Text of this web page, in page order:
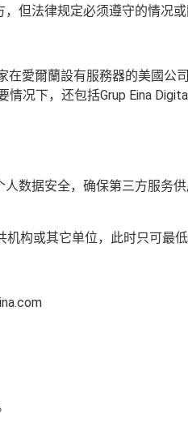
但法律规定必须遵守的情况
愛爾蘭設有服務器的美國公
况下，还包括Grup Eina
人数据安全，确保第三方服
构或其它单位，此时只可最